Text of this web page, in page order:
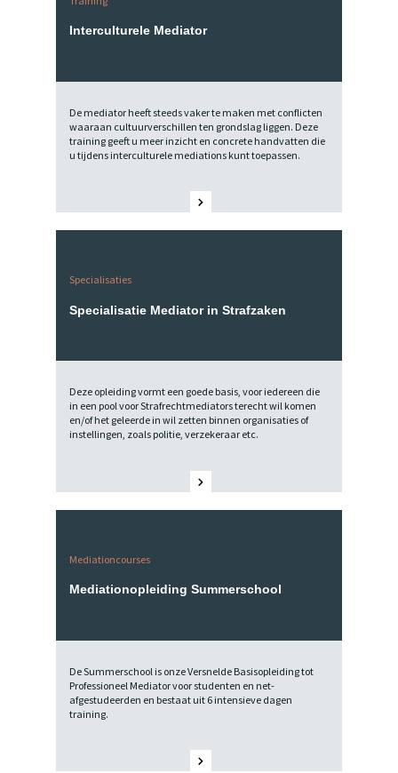
Interculturele Mediator
De mediator heeft steeds vaker te maken met conflicten
waaraan cultuurverschillen ten grondslag liggen. Deze
training geeft u meer inzicht en concrete handvatten die
u tijdens interculturele mediations kunt toepassen.
Specialisaties
Specialisatie Mediator in Strafzaken
Deze opleiding vormt een goede basis, voor iedereen die
in een pool voor Strafrechtmediators terecht wil komen
en/of het geleerde in wil zetten binnen organisaties of
instellingen, zoals politie, verzekeraar etc.
Mediationcourses
Mediationopleiding Summerschool
De Summerschool is onze Versnelde Basisopleiding tot
Professioneel Mediator voor studenten en net-
afgestudeerden en bestaat uit 6 intensieve dagen
training.